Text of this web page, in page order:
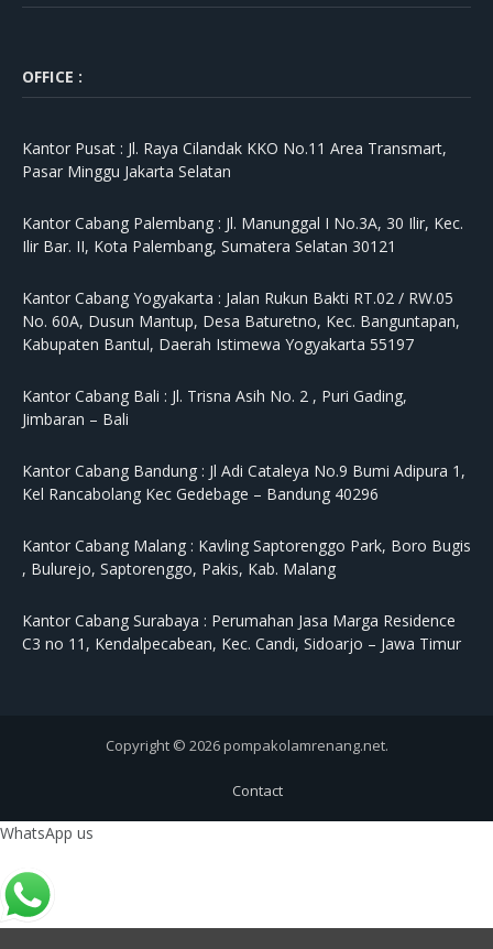
OFFICE :
Kantor Pusat : Jl. Raya Cilandak KKO No.11 Area Transmart,
Pasar Minggu Jakarta Selatan
Kantor Cabang Palembang : Jl. Manunggal I No.3A, 30 Ilir, Kec.
Ilir Bar. II, Kota Palembang, Sumatera Selatan 30121
Kantor Cabang Yogyakarta : Jalan Rukun Bakti RT.02 / RW.05
No. 60A, Dusun Mantup, Desa Baturetno, Kec. Banguntapan,
Kabupaten Bantul, Daerah Istimewa Yogyakarta 55197
Kantor Cabang Bali : Jl. Trisna Asih No. 2 , Puri Gading,
Jimbaran – Bali
Kantor Cabang Bandung : Jl Adi Cataleya No.9 Bumi Adipura 1,
Kel Rancabolang Kec Gedebage – Bandung 40296
Kantor Cabang Malang : Kavling Saptorenggo Park, Boro Bugis
, Bulurejo, Saptorenggo, Pakis, Kab. Malang
Kantor Cabang Surabaya : Perumahan Jasa Marga Residence
C3 no 11, Kendalpecabean, Kec. Candi, Sidoarjo – Jawa Timur
Copyright © 2026 pompakolamrenang.net.
Contact
WhatsApp us